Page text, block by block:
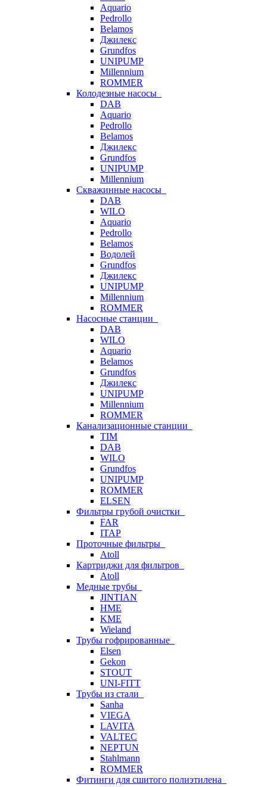
Aquario
Pedrollo
Belamos
Джилекс
Grundfos
UNIPUMP
Millennium
ROMMER
Колодезные насосы
DAB
Aquario
Pedrollo
Belamos
Джилекс
Grundfos
UNIPUMP
Millennium
Скважинные насосы
DAB
WILO
Aquario
Pedrollo
Belamos
Водолей
Grundfos
Джилекс
UNIPUMP
Millennium
ROMMER
Насосные станции
DAB
WILO
Aquario
Belamos
Grundfos
Джилекс
UNIPUMP
Millennium
ROMMER
Канализационные станции
TIM
DAB
WILO
Grundfos
UNIPUMP
ROMMER
ELSEN
Фильтры грубой очистки
FAR
ITAP
Проточные фильтры
Atoll
Картриджи для фильтров
Atoll
Медные трубы
JINTIAN
HME
KME
Wieland
Трубы гофрированные
Elsen
Gekon
STOUT
UNI-FITT
Трубы из стали
Sanha
VIEGA
LAVITA
VALTEC
NEPTUN
Stahlmann
ROMMER
Фитинги для сшитого полиэтилена